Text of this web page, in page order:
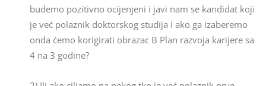
budemo pozitivno ocijenjeni i javi nam se kandidat koji
je već polaznik doktorskog studija i ako ga izaberemo
onda ćemo korigirati obrazac B Plan razvoja karijere sa
4 na 3 godine?